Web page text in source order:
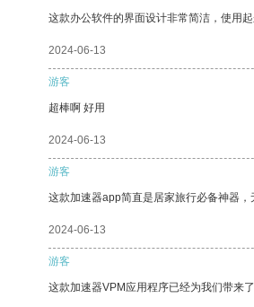
这款办公软件的界面设计非常简洁，使用
2024-06-13
游客
超棒啊 好用
2024-06-13
游客
这款加速器app简直是居家旅行必备神器
2024-06-13
游客
这款加速器VPM应用程序已经为我们带来